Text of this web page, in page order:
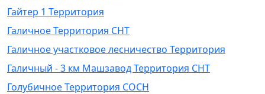
Гайтер 1 Территория
Галичное Территория СНТ
Галичное участковое лесничество Территория
Галичный - 3 км Машзавод Территория СНТ
Голубичное Территория СОСН